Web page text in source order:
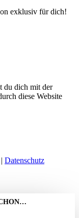
exklusiv für dich!
du dich mit der
diese Website
| Datenschutz